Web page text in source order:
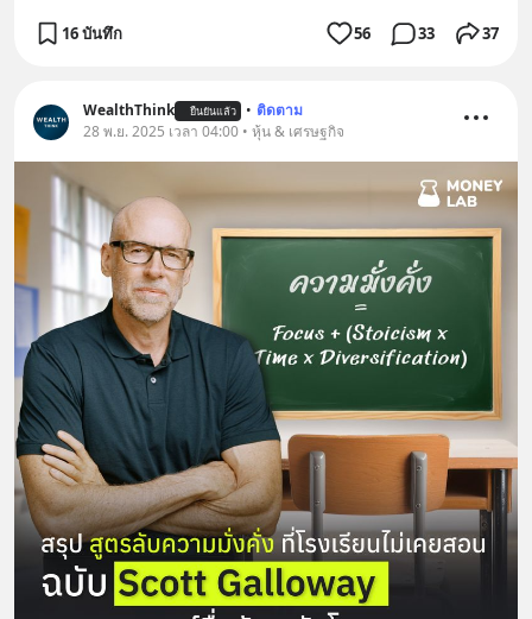
16 บันทึก 56 33 37
WealthThink ยืนยันแล้ว • ติดตาม
28 พ.ย. 2025 เวลา 04:00 • หุ้น & เศรษฐกิจ